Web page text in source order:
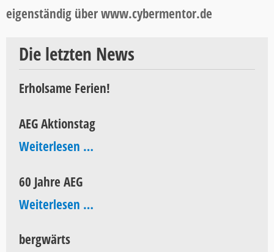
eigenständig über www.cybermentor.de
Die letzten News
Erholsame Ferien!
AEG Aktionstag
Weiterlesen …AEG
60 Jahre AEG
Weiterlesen …60
bergwärts